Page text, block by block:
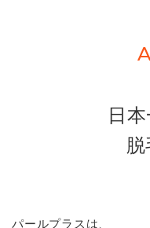
⽇
パールプラスは、